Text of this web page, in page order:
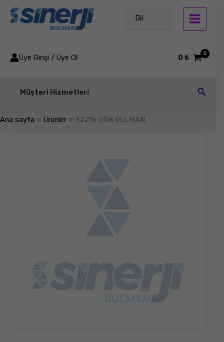
İçeriğe
atla
Dil
Üye Girişi / Üye Ol 0₺
Müşteri Hizmetleri Arama
Ana sayfa Ürünler 32216 URB RULMAN